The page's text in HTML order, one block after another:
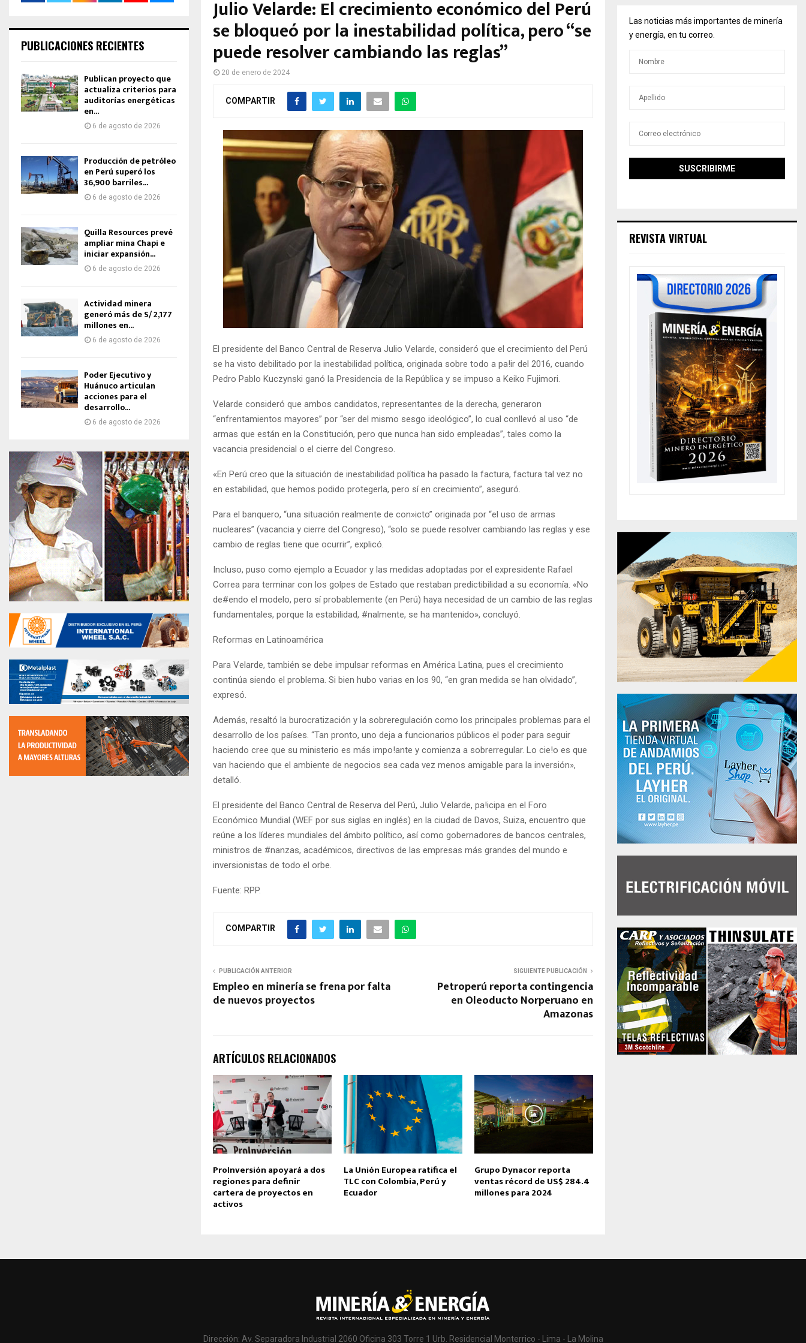
Julio Velarde: El crecimiento económico del Perú
se bloqueó por la inestabilidad política, pero “se
puede resolver cambiando las reglas”
20 de enero de 2024
COMPARTIR
El presidente del Banco Central de Reserva Julio Velarde, consideró que el crecimiento del Perú
se ha visto debilitado por la inestabilidad política, originada sobre todo a pa!ir del 2016, cuando
Pedro Pablo Kuczynski ganó la Presidencia de la República y se impuso a Keiko Fujimori.
Velarde consideró que ambos candidatos, representantes de la derecha, generaron
“enfrentamientos mayores” por “ser del mismo sesgo ideológico”, lo cual conllevó al uso “de
armas que están en la Constitución, pero que nunca han sido empleadas”, tales como la
vacancia presidencial o el cierre del Congreso.
«En Perú creo que la situación de inestabilidad política ha pasado la factura, factura tal vez no
en estabilidad, que hemos podido protegerla, pero sí en crecimiento”, aseguró.
Para el banquero, “una situación realmente de con»icto” originada por “el uso de armas
nucleares” (vacancia y cierre del Congreso), “solo se puede resolver cambiando las reglas y ese
cambio de reglas tiene que ocurrir”, explicó.
Incluso, puso como ejemplo a Ecuador y las medidas adoptadas por el expresidente Rafael
Correa para terminar con los golpes de Estado que restaban predictibilidad a su economía. «No
de#endo el modelo, pero sí probablemente (en Perú) haya necesidad de un cambio de las reglas
fundamentales, porque la estabilidad, #nalmente, se ha mantenido», concluyó.
Reformas en Latinoamérica
Para Velarde, también se debe impulsar reformas en América Latina, pues el crecimiento
continúa siendo el problema. Si bien hubo varias en los 90, “en gran medida se han olvidado”,
expresó.
Además, resaltó la burocratización y la sobreregulación como los principales problemas para el
desarrollo de los países. “Tan pronto, uno deja a funcionarios públicos el poder para seguir
haciendo cree que su ministerio es más impo!ante y comienza a sobrerregular. Lo cie!o es que
van haciendo que el ambiente de negocios sea cada vez menos amigable para la inversión»,
detalló.
El presidente del Banco Central de Reserva del Perú, Julio Velarde, pa!icipa en el Foro
Económico Mundial (WEF por sus siglas en inglés) en la ciudad de Davos, Suiza, encuentro que
reúne a los líderes mundiales del ámbito político, así como gobernadores de bancos centrales,
ministros de #nanzas, académicos, directivos de las empresas más grandes del mundo e
inversionistas de todo el orbe.
Fuente: RPP.
COMPARTIR
PUBLICACIÓN ANTERIOR
Empleo en minería se frena por falta
de nuevos proyectos
SIGUIENTE PUBLICACIÓN
Petroperú reporta contingencia
en Oleoducto Norperuano en
Amazonas
ARTÍCULOS RELACIONADOS
ProInversión apoyará a dos
regiones para definir
cartera de proyectos en
activos
La Unión Europea ratifica el
TLC con Colombia, Perú y
Ecuador
Grupo Dynacor reporta
ventas récord de US$ 284.4
millones para 2024
PUBLICACIONES RECIENTES
Publican proyecto que
actualiza criterios para
auditorías energéticas
en...
6 de agosto de 2026
Producción de petróleo
en Perú superó los
36,900 barriles...
6 de agosto de 2026
Quilla Resources prevé
ampliar mina Chapi e
iniciar expansión...
6 de agosto de 2026
Actividad minera
generó más de S/ 2,177
millones en...
6 de agosto de 2026
Poder Ejecutivo y
Huánuco articulan
acciones para el
desarrollo...
6 de agosto de 2026
Las noticias más importantes de minería
y energía, en tu correo.
REVISTA VIRTUAL
Dirección: Av. Separadora Industrial 2060 Oficina 303 Torre 1 Urb. Residencial Monterrico - Lima - La Molina